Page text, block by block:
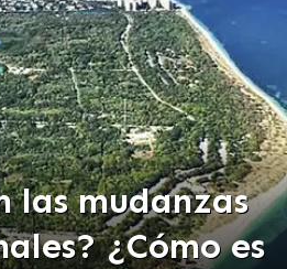
las mudanzas
¿Cómo es